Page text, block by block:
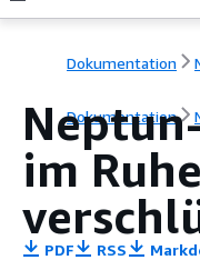
Dokumentation
Dokumentation
im
PDF RSS